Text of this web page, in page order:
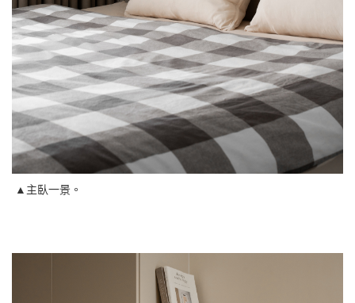
▲主臥一景。